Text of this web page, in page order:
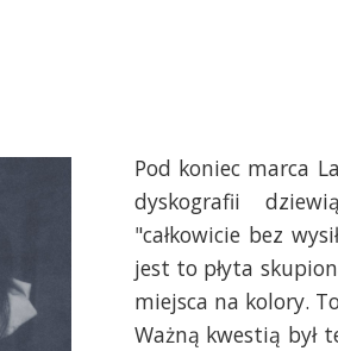
Pod koniec marca
dyskografii
"całkowicie bez
jest to płyta
miejsca na kolory.
Ważną kwestią był